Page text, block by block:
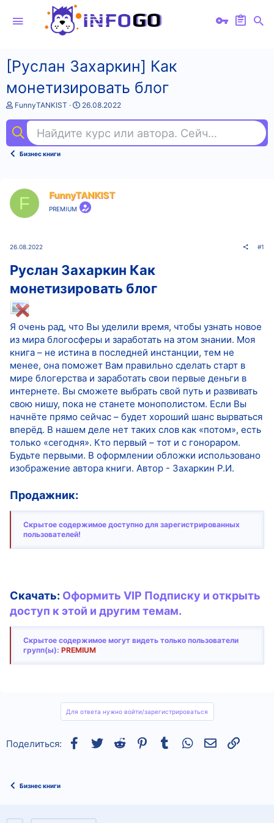
[Руслан Захаркин] Как
монетизировать блог
А
т
о
т
FunnyTANKIST
Д
а
н
а
26.08.2022
Найдите курс или автора. Сейчас ищут
Бизнес книги
F FunnyTANKIST
PREMIUM
26.08.2022 #1
Руслан Захаркин Как
монетизировать блог
Я очень рад, что Вы уделили время, чтобы узнать новое
из мира блогосферы и заработать на этом знании. Моя
книга – не истина в последней инстанции, тем не
менее, она поможет Вам правильно сделать старт в
мире блогерства и заработать свои первые деньги в
интернете. Вы сможете выбрать свой путь и развивать
свою нишу, пока не станете монополистом. Если Вы
начнёте прямо сейчас – будет хороший шанс вырваться
вперёд. В нашем деле нет таких слов как «потом», есть
только «сегодня». Кто первый – тот и с гонораром.
Будьте первыми. В оформлении обложки использовано
изображение автора книги. Автор - Захаркин Р.И.
Продажник:
Скрытое содержимое доступно для зарегистрированных
пользователей!
Скачать: Оформить VIP Подписку и открыть
доступ к этой и другим темам.
Скрытое содержимое могут видеть только пользователи
групп(ы): PREMIUM
Для ответа нужно войти/зарегистрироваться
Поделиться: Facebook
TwitterReddit Pinterest
Tumblr WhatsAppСсылка
Бизнес книги